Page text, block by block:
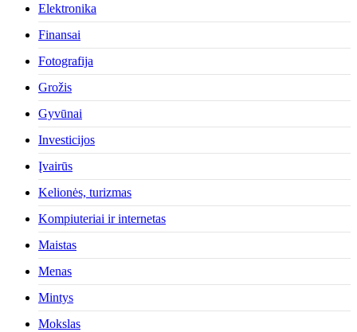
Elektronika
Finansai
Fotografija
Grožis
Gyvūnai
Investicijos
Įvairūs
Kelionės, turizmas
Kompiuteriai ir internetas
Maistas
Menas
Mintys
Mokslas